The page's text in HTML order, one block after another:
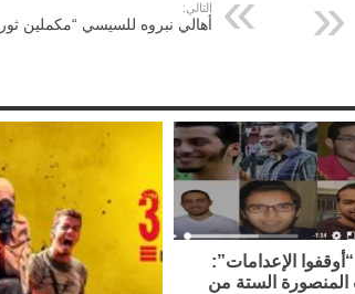
التالي:
أهالي نبروه للسيسي “مكملين
الإعدامات”:
الستة من